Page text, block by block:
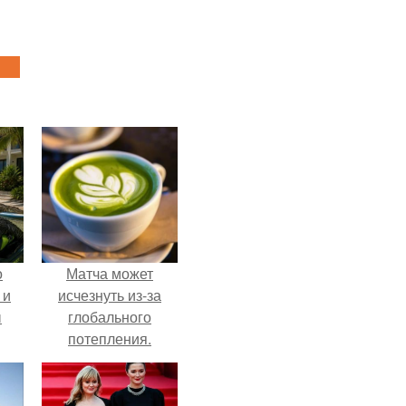
Матча может
исчезнуть из-за
глобального
потепления.